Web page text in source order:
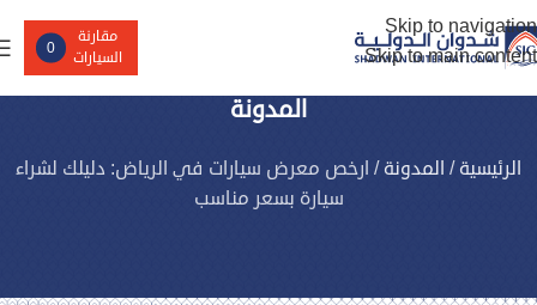
Skip to navigation
Skip to main content
مقارنة
السيارات
0
المدونة
الرئيسية/ المدونة/ ارخص معرض سيارات في الرياض: دليلك لشراء
سيارة بسعر مناسب